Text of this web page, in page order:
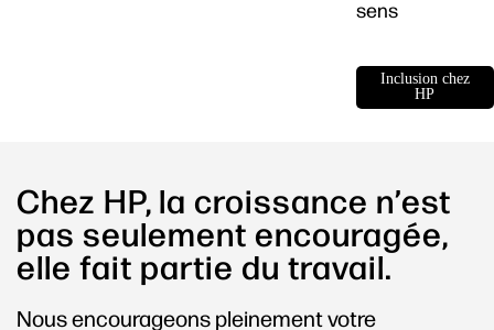
sens
Inclusion chez
HP
Chez HP, la croissance n’est
pas seulement encouragée,
elle fait partie du travail.
Nous encourageons pleinement votre